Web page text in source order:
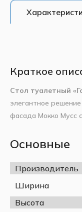
Краткое
Стол туалетный
элегантное
фасада Мокко Мусс
содержимому и
покрытие), что
— она ровная,
осуществляется по
Основные
Производитель
Ширина
Высота